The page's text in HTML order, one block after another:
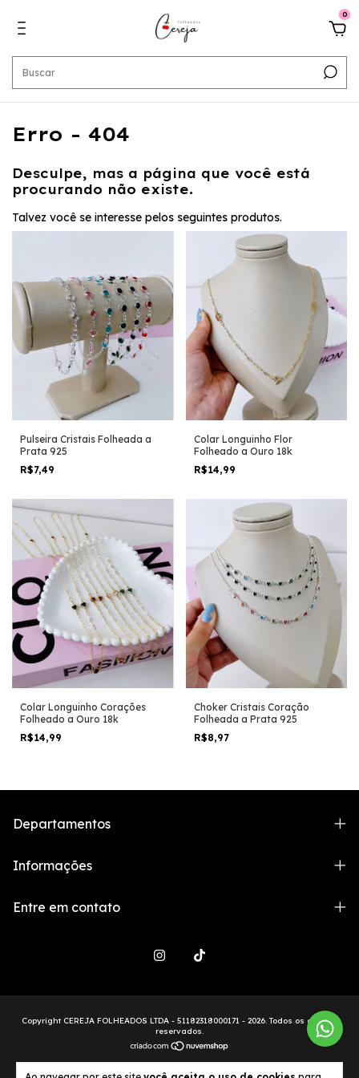
0
Erro - 404
Desculpe, mas a página que você está
procurando não existe.
Talvez você se interesse pelos seguintes produtos.
Pulseira Cristais Folheada a
Prata 925
R$7,49
Colar Longuinho Flor
Folheado a Ouro 18k
R$14,99
Colar Longuinho Corações
Folheado a Ouro 18k
R$14,99
Choker Cristais Coração
Folheada a Prata 925
R$8,97
Departamentos
Informações
Entre em contato
Copyright CEREJA FOLHEADOS LTDA - 51182318000171 - 2026. Todos os direitos
reservados.